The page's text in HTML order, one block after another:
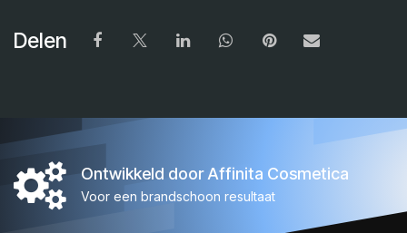
Delen
Ontwikkeld door Affinita Cosmetica
Voor een brandschoon resultaat